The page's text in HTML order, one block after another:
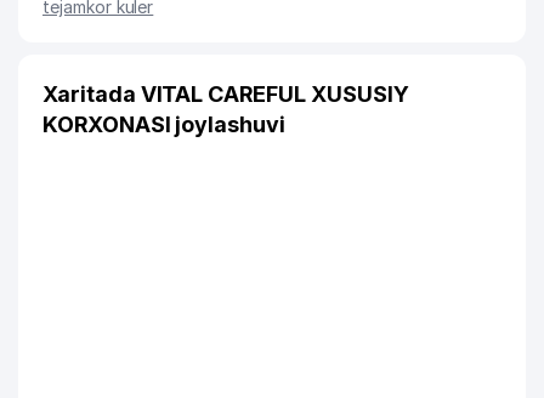
tejamkor kuler
Xaritada VITAL CAREFUL XUSUSIY
KORXONASI joylashuvi